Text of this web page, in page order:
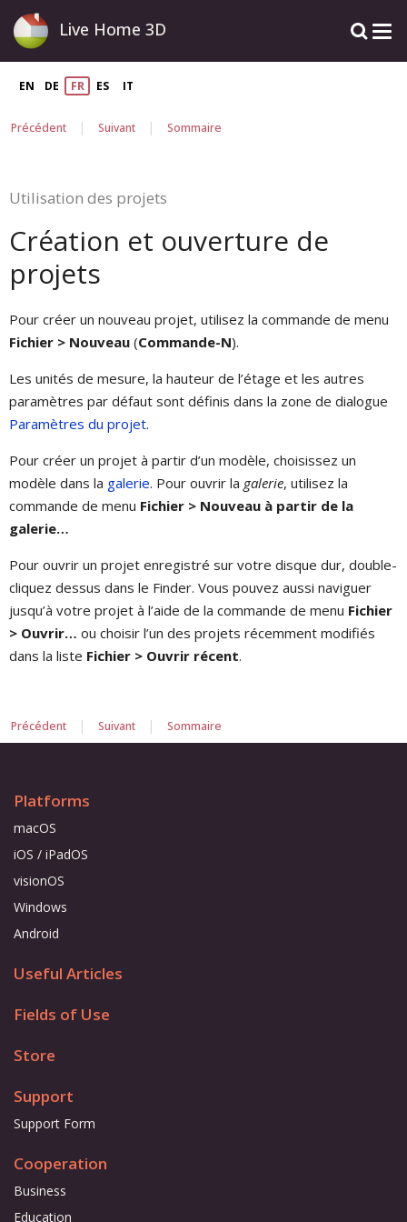
Live Home 3D
EN DE FR ES IT
Précédent | Suivant | Sommaire
Utilisation des projets
Création et ouverture de
projets
Pour créer un nouveau projet, utilisez la commande de menu
Fichier > Nouveau (Commande-N).
Les unités de mesure, la hauteur de l’étage et les autres
paramètres par défaut sont définis dans la zone de dialogue
Paramètres du projet.
Pour créer un projet à partir d’un modèle, choisissez un
modèle dans la galerie. Pour ouvrir la galerie, utilisez la
commande de menu Fichier > Nouveau à partir de la
galerie…
Pour ouvrir un projet enregistré sur votre disque dur, double-
cliquez dessus dans le Finder. Vous pouvez aussi naviguer
jusqu’à votre projet à l’aide de la commande de menu Fichier
> Ouvrir… ou choisir l’un des projets récemment modifiés
dans la liste Fichier > Ouvrir récent.
Précédent | Suivant | Sommaire
Platforms
macOS
iOS / iPadOS
visionOS
Windows
Android
Useful Articles
Fields of Use
Store
Support
Support Form
Cooperation
Business
Education